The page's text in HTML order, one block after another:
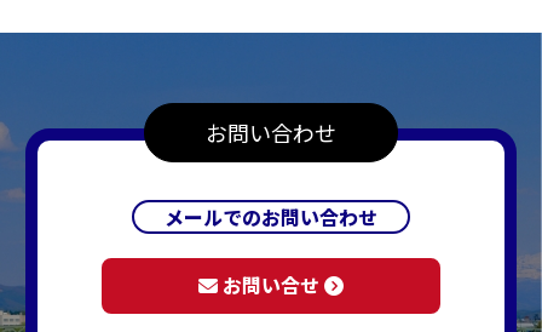
お問い合わせ
メールでのお問い合わせ
お問い合せ